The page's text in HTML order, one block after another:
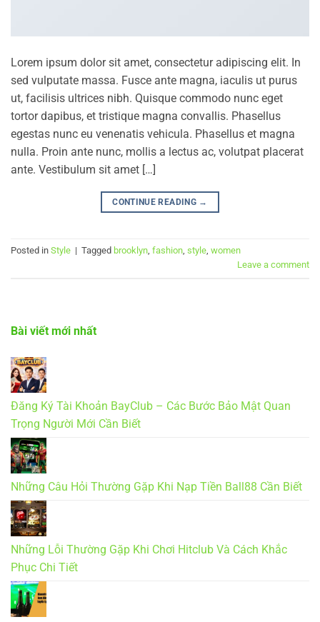
Lorem ipsum dolor sit amet, consectetur adipiscing elit. In
sed vulputate massa. Fusce ante magna, iaculis ut purus
ut, facilisis ultrices nibh. Quisque commodo nunc eget
tortor dapibus, et tristique magna convallis. Phasellus
egestas nunc eu venenatis vehicula. Phasellus et magna
nulla. Proin ante nunc, mollis a lectus ac, volutpat placerat
ante. Vestibulum sit amet […]
CONTINUE READING →
Posted in Style | Tagged brooklyn, fashion, style, women
Leave a comment
Bài viết mới nhất
Đăng Ký Tài Khoản BayClub – Các Bước Bảo Mật Quan
Trọng Người Mới Cần Biết
Những Câu Hỏi Thường Gặp Khi Nạp Tiền Ball88 Cần Biết
Những Lỗi Thường Gặp Khi Chơi Hitclub Và Cách Khắc
Phục Chi Tiết